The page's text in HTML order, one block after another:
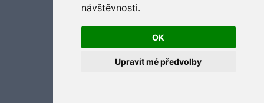
návštěvnosti.
OK
Upravit mé předvolby
Aktualizujte předvolby souborů cookies